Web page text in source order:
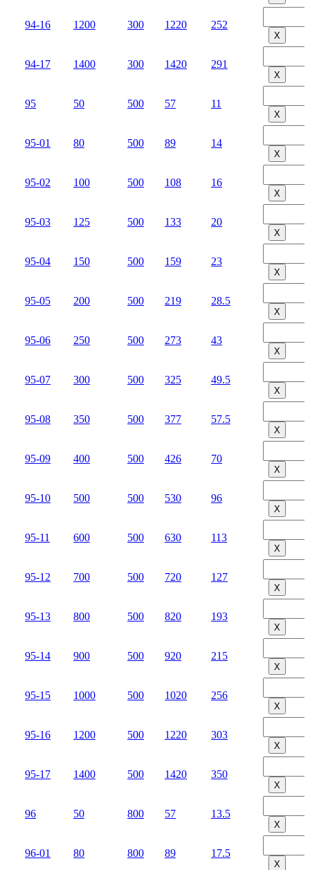
94-16 1200 300 1220 252
Х
94-17 1400 300 1420 291
Х
95 50 500 57 11
Х
95-01 80 500 89 14
Х
95-02 100 500 108 16
Х
95-03 125 500 133 20
Х
95-04 150 500 159 23
Х
95-05 200 500 219 28.5
Х
95-06 250 500 273 43
Х
95-07 300 500 325 49.5
Х
95-08 350 500 377 57.5
Х
95-09 400 500 426 70
Х
95-10 500 500 530 96
Х
95-11 600 500 630 113
Х
95-12 700 500 720 127
Х
95-13 800 500 820 193
Х
95-14 900 500 920 215
Х
95-15 1000 500 1020 256
Х
95-16 1200 500 1220 303
Х
95-17 1400 500 1420 350
Х
96 50 800 57 13.5
Х
96-01 80 800 89 17.5
Х